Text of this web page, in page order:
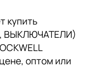
купить
ВЫКЛЮЧАТЕЛИ)
оптом или